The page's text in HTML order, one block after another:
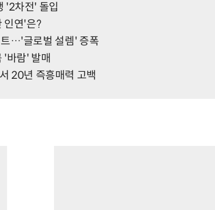
'2차전' 돌입
인연'은?
…'글로벌 설렘' 증폭
'바람' 발매
20년 즉흥매력 고백